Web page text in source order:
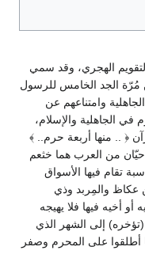
الهجري، وقد سمي
عهد كلاب بن مُرّة الجد الخامس للرسول
وامتناعهم عن
في الجاهلية والإسلام،
﴿ .. منها أربعة حرم.. ﴾
إلا حيّان من العرب هما خثعم
تقام فيها الأسواق
عكاظ والمِربد وذي
أو أخيه فيها فلا يهيجه
إلى الشهر الذي
أطلقوا على المحرم وصفر